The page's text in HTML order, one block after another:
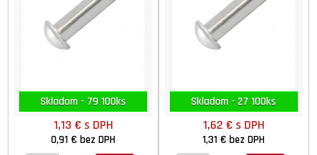
Skladom - 79 100ks
1,13 € s DPH
0,91 €bez DPH
Skladom - 27 100ks
1,62 € s DPH
1,31 €bez DPH